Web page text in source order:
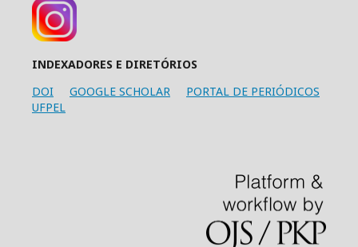
INDEXADORES E DIRETÓRIOS
DOI
GOOGLE SCHOLAR
PORTAL DE PERIÓDICOS
UFPEL